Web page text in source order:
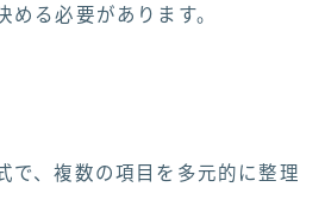
める必要があります。
で、複数の項目を多元的に整理